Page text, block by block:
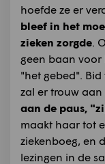
hoefde ze er
bleef in het
zieken zorgde .
geen baan
"het gebed".
zal er trouw aan
aan de paus,
maakt haar tot
ziekenboeg, en
lezingen in de